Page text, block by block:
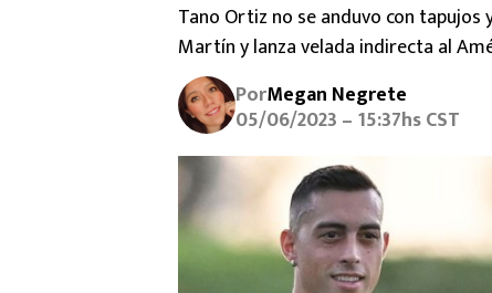
Liga MX FemenilTano Ortiz no se anduvo con
Martín y lanza velada indirecta al
PorMegan Negrete
05/06/2023 – 15:37hs CST